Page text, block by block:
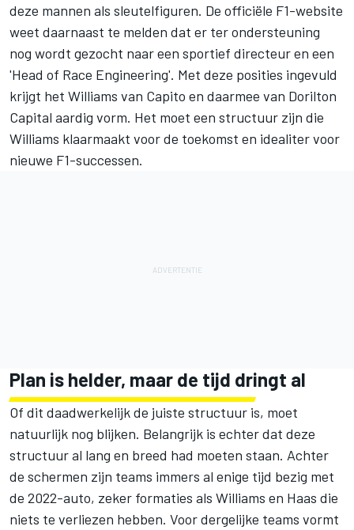
deze mannen als sleutelfiguren. De officiële F1-website
weet daarnaast te melden dat er ter ondersteuning
nog wordt gezocht naar een sportief directeur en een
'Head of Race Engineering'. Met deze posities ingevuld
krijgt het Williams van Capito en daarmee van Dorilton
Capital aardig vorm. Het moet een structuur zijn die
Williams klaarmaakt voor de toekomst en idealiter voor
nieuwe F1-successen.
Plan is helder, maar de tijd dringt al
Of dit daadwerkelijk de juiste structuur is, moet
natuurlijk nog blijken. Belangrijk is echter dat deze
structuur al lang en breed had moeten staan. Achter
de schermen zijn teams immers al enige tijd bezig met
de 2022-auto, zeker formaties als Williams en Haas die
niets te verliezen hebben. Voor dergelijke teams vormt